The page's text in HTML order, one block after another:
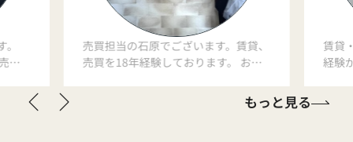
買
売買担当の石原でございます。賃貸、
売買を18年経験しております。 お客
最善のご提案をさせていただきます。
お客様のお話を聞く9割、残り1割ア
賃貸
経験
もっと見る